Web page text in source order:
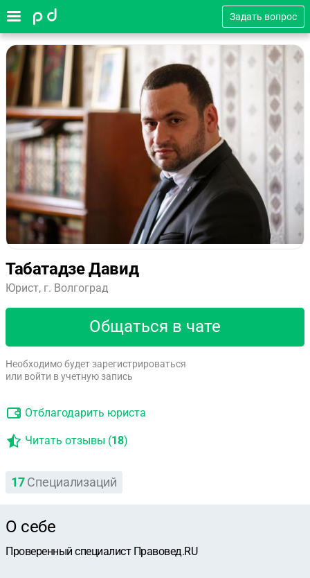
Задать вопрос
Табатадзе Давид
Юрист, г. Волгоград
Общаться в чате
Необходимо будет зарегистрироваться
или войти в учетную запись
Отблагодарить юриста
Читать отзывы (18)
17 Специализаций
О себе
Проверенный специалист Правовед.RU